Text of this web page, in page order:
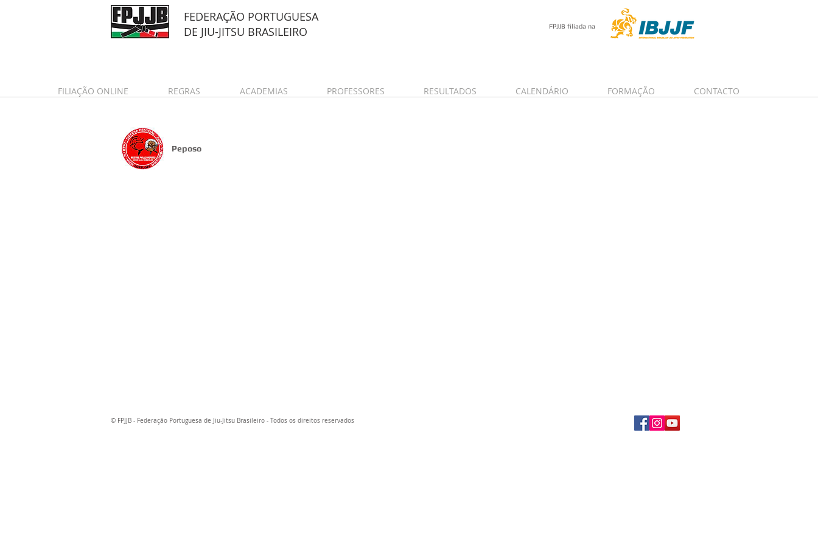
FEDERAÇÃO PORTUGUESA
DE JIU-JITSU BRASILEIRO FPJJB filiada na
FILIAÇÃO ONLINE REGRAS ACADEMIAS PROFESSORES RESULTADOS CALENDÁRIO FORMAÇÃO CONTACTO
Peposo
© FPJJB - Federação Portuguesa de Jiu-Jitsu Brasileiro - Todos os direitos reservados